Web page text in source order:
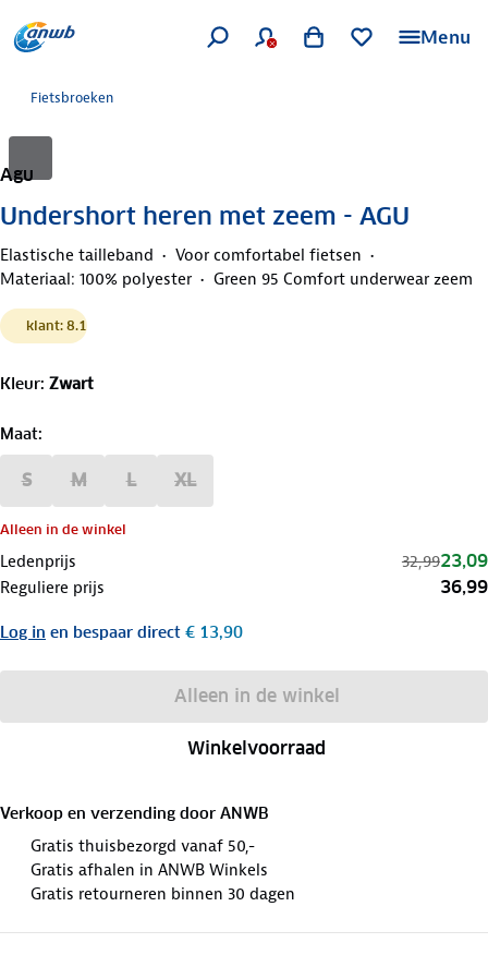
Menu
Fietsbroeken
Agu
Undershort heren met zeem - AGU
Elastische tailleband
Voor comfortabel fietsen
Materiaal: 100% polyester
Green 95 Comfort underwear zeem
klant: 8.1
Kleur: Zwart
Maat:
S M L XL
Alleen in de winkel
Ledenprijs 32,9923,09
Reguliere prijs 36,99
Log in en bespaar direct € 13,90
Alleen in de winkel
Winkelvoorraad
Verkoop en verzending door ANWB
Gratis thuisbezorgd vanaf 50,-
Gratis afhalen in ANWB Winkels
Gratis retourneren binnen 30 dagen